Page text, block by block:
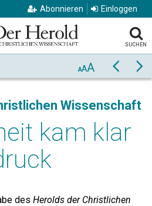
Abonnieren Einloggen
SUCHEN
AAA Zurück
Wissenschaft
kam klar
des Herolds der Christlichen